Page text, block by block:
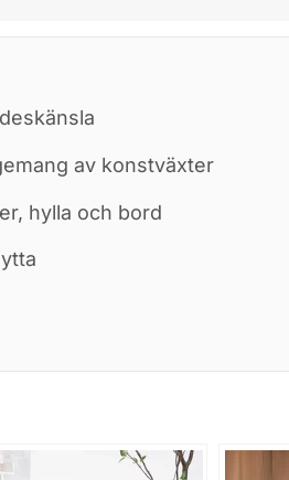
av konstväxter
hylla och bord